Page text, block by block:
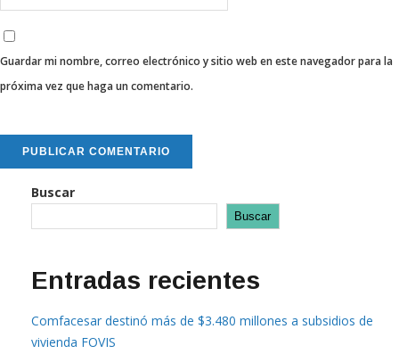
Guardar mi nombre, correo electrónico y sitio web en este navegador para la
próxima vez que haga un comentario.
Buscar
Buscar
Entradas recientes
Comfacesar destinó más de $3.480 millones a subsidios de
vivienda FOVIS